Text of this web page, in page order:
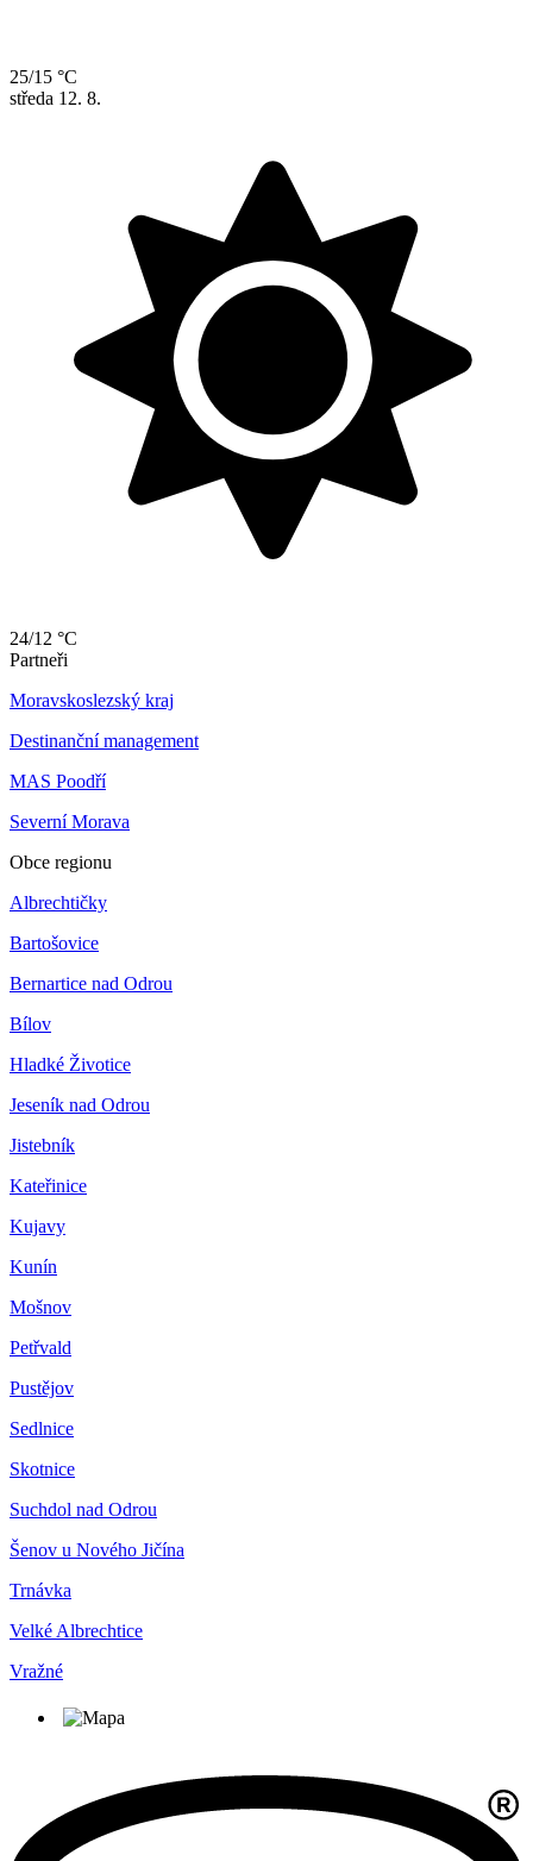
25/15 °C
středa 12. 8.
24/12 °C
Partneři
Moravskoslezský kraj
Destinanční management
MAS Poodří
Severní Morava
Obce regionu
Albrechtičky
Bartošovice
Bernartice nad Odrou
Bílov
Hladké Životice
Jeseník nad Odrou
Jistebník
Kateřinice
Kujavy
Kunín
Mošnov
Petřvald
Pustějov
Sedlnice
Skotnice
Suchdol nad Odrou
Šenov u Nového Jičína
Trnávka
Velké Albrechtice
Vražné